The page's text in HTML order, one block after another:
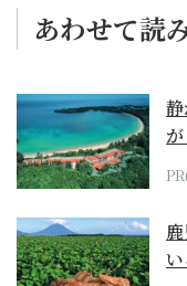
あわせて読